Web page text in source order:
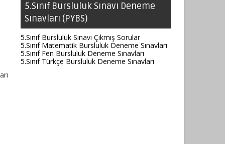
5.Sınıf Bursluluk Sınavı Deneme
Sınavları (PYBS)
5.Sınıf Bursluluk Sınavı Çıkmış Sorular
5.Sınıf Matematik Bursluluk Deneme Sınavları
5.Sınıf Fen Bursluluk Deneme Sınavları
5.Sınıf Türkçe Bursluluk Deneme Sınavları